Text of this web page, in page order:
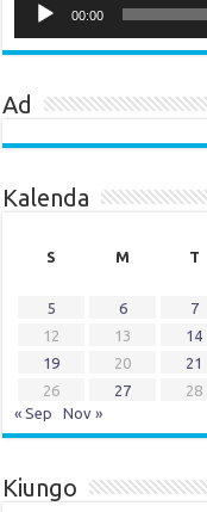
Player
00:00
Ad
Kalenda
S
M T
5
6 7
12
13 14
19
20 21
26
27 28
« Sep
Nov »
Kiungo